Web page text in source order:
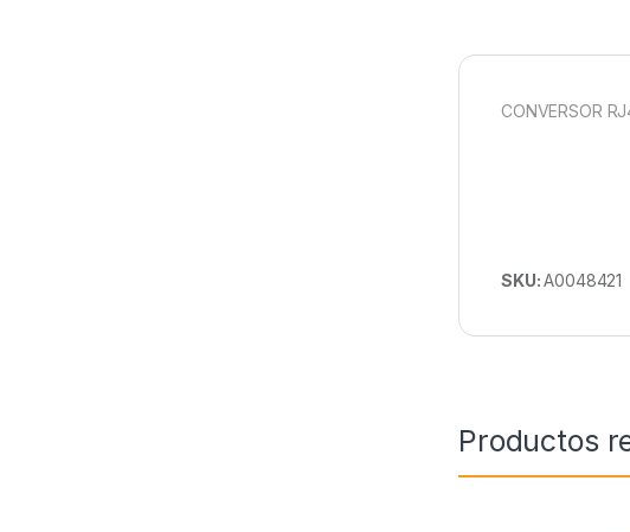
CONVERSOR
SKU:A0048421
Productos